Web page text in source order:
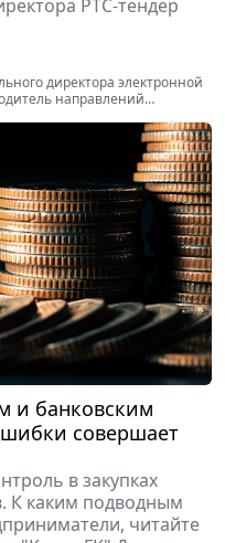
в контрактной
с уплатой пени
первый
РТС-тендер
директора электронной
направлений